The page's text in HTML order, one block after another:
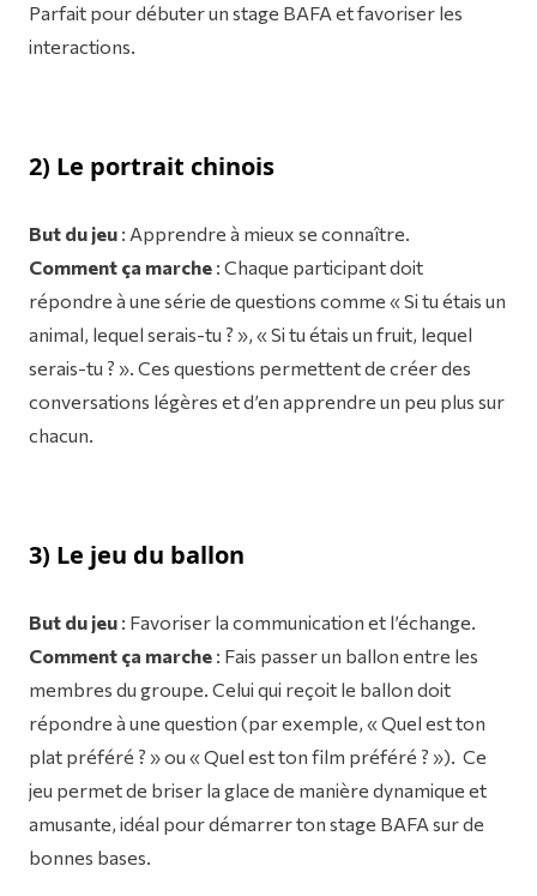
Parfait pour débuter un stage BAFA et favoriser les
interactions.
2) Le portrait chinois
But du jeu : Apprendre à mieux se connaître.
Comment ça marche : Chaque participant doit
répondre à une série de questions comme « Si tu étais un
animal, lequel serais-tu ? », « Si tu étais un fruit, lequel
serais-tu ? ». Ces questions permettent de créer des
conversations légères et d’en apprendre un peu plus sur
chacun.
3) Le jeu du ballon
But du jeu : Favoriser la communication et l’échange.
Comment ça marche : Fais passer un ballon entre les
membres du groupe. Celui qui reçoit le ballon doit
répondre à une question (par exemple, « Quel est ton
plat préféré ? » ou « Quel est ton film préféré ? »). Ce
jeu permet de briser la glace de manière dynamique et
amusante, idéal pour démarrer ton stage BAFA sur de
bonnes bases.